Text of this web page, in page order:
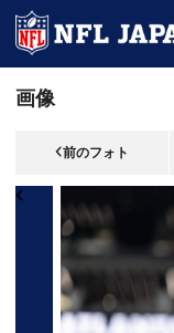
画像
前のフォト